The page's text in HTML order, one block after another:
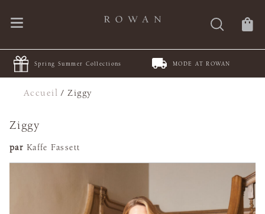
Spring Summer Collections MODE AT ROWAN
Accueil /Ziggy
Ziggy
par Kaffe Fassett